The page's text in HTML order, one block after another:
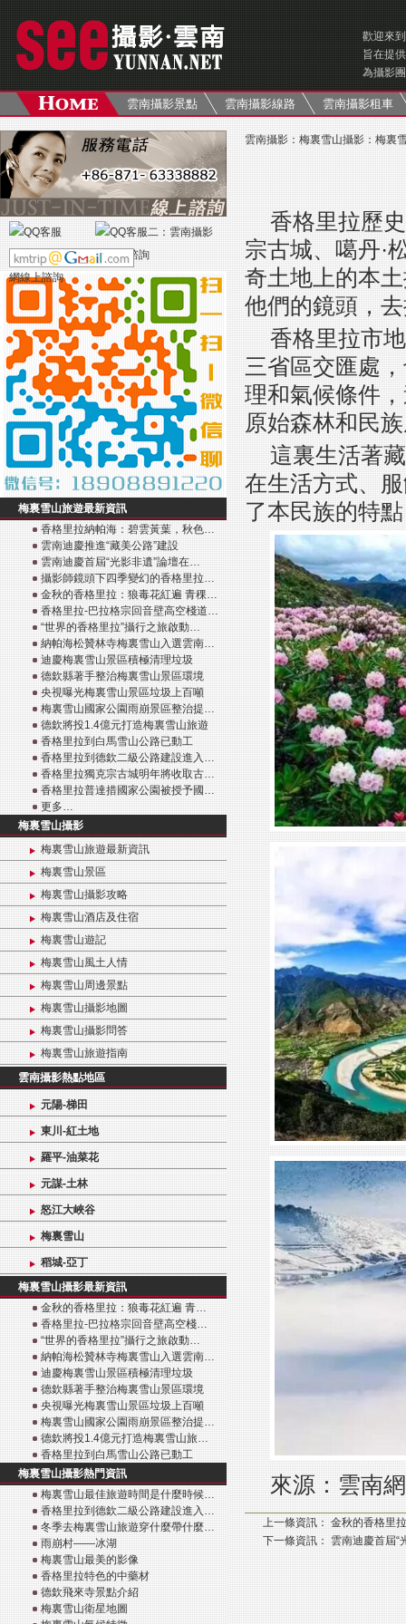
歡迎來
旨在提供
為攝影
雲南攝影景點 雲南攝影線路 雲南攝影租車
梅裏雪山旅遊最新資訊
香格里拉納帕海：碧雲黃葉，秋色…
雲南迪慶推進“藏美公路”建設
雲南迪慶首屆“光影非遺”論壇在…
攝影師鏡頭下四季變幻的香格里拉…
金秋的香格里拉：狼毒花紅遍 青稞…
香格里拉-巴拉格宗回音壁高空棧道…
“世界的香格里拉”攝行之旅啟動…
納帕海松贊林寺梅裏雪山入選雲南…
迪慶梅裏雪山景區積極清理垃圾
德欽縣著手整治梅裏雪山景區環境
央視曝光梅裏雪山景區垃圾上百噸
梅裏雪山國家公園雨崩景區整治提…
德欽將投1.4億元打造梅裏雪山旅遊
香格里拉到白馬雪山公路已動工
香格里拉到德欽二級公路建設進入…
香格里拉獨克宗古城明年將收取古…
香格里拉普達措國家公園被授予國…
更多…
梅裏雪山攝影
梅裏雪山旅遊最新資訊
梅裏雪山景區
梅裏雪山攝影攻略
梅裏雪山酒店及住宿
梅裏雪山遊記
梅裏雪山風土人情
梅裏雪山周邊景點
梅裏雪山攝影地圖
梅裏雪山攝影問答
梅裏雪山旅遊指南
雲南攝影熱點地區
元陽-梯田
東川-紅土地
羅平-油菜花
元謀-土林
怒江大峽谷
梅裏雪山
稻城-亞丁
梅裏雪山攝影最新資訊
金秋的香格里拉：狼毒花紅遍 青…
香格里拉-巴拉格宗回音壁高空棧…
“世界的香格里拉”攝行之旅啟動…
納帕海松贊林寺梅裏雪山入選雲南…
迪慶梅裏雪山景區積極清理垃圾
德欽縣著手整治梅裏雪山景區環境
央視曝光梅裏雪山景區垃圾上百噸
梅裏雪山國家公園雨崩景區整治提…
德欽將投1.4億元打造梅裏雪山旅…
香格里拉到白馬雪山公路已動工
梅裏雪山攝影熱門資訊
梅裏雪山最佳旅遊時間是什麼時候…
香格里拉到德欽二級公路建設進入…
冬季去梅裏雪山旅遊穿什麼帶什麼…
雨崩村——冰湖
梅裏雪山最美的影像
香格里拉特色的中藥材
德欽飛來寺景點介紹
梅裏雪山衛星地圖
雲南攝影 ： 梅裏雪山攝影 ： 梅裏
香格里拉歷
宗古城、噶丹·
奇土地上的本
他們的鏡頭，
香格里拉市
三省區交匯處
理和氣候條件
原始森林和民
這裏生活著
在生活方式、
了本民族的特
來源： 雲南網
上一條資訊： 金秋的香格里
下一條資訊： 雲南迪慶首屆“